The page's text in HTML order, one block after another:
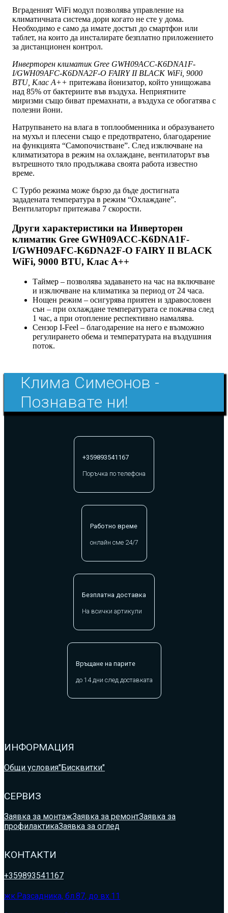
Вграденият WiFi модул позволява управление на
климатичната система дори когато не сте у дома.
Необходимо е само да имате достъп до смартфон или
таблет, на които да инсталирате безплатно приложението
за дистанционен контрол.
Инверторен климатик Gree GWH09ACC-K6DNA1F-
I/GWH09AFC-K6DNA2F-O FAIRY II BLACK WiFi, 9000
BTU, Клас A++ притежава йонизатор, който унищожава
над 85% от бактериите във въздуха. Неприятните
миризми също биват премахнати, а въздуха се обогатява с
полезни йони.
Натрупването на влага в топлообменника и образуването
на мухъл и плесени също е предотвратено, благодарение
на функцията “Самопочистване”. След изключване на
климатизатора в режим на охлаждане, вентилаторът във
вътрешното тяло продължава своята работа известно
време.
С Турбо режима може бързо да бъде достигната
зададената температура в режим “Охлаждане”.
Вентилаторът притежава 7 скорости.
Други характеристики на Инверторен
климатик Gree GWH09ACC-K6DNA1F-
I/GWH09AFC-K6DNA2F-O FAIRY II BLACK
WiFi, 9000 BTU, Клас A++
Таймер – позволява задаването на час на включване
и изключване на климатика за период от 24 часа.
Нощен режим – осигурява приятен и здравословен
сън – при охлаждане температурата се покачва след
1 час, а при отопление респективно намалява.
Сензор I-Feel – благодарение на него е възможно
регулирането обема и температурата на въздушния
поток.
Клима Симеонов -
Познавате ни!
+359893541167
Поръчка по телефона
Работно време
онлайн сме 24/7
Безплатна доставка
На всички артикули
Връщане на парите
до 14 дни след доставката
ИНФОРМАЦИЯ
Общи условия"Бисквитки"
СЕРВИЗ
Заявка за монтажЗаявка за ремонтЗаявка за
профилактикаЗаявка за оглед
КОНТАКТИ
+359893541167
жк.Разсадника, бл.87, до вх.11